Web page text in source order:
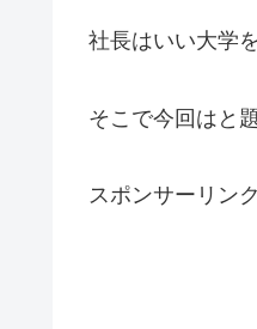
社長はいい大学
そこで今回はと
スポンサーリンク